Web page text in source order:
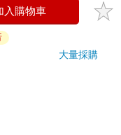
電話要求您前往
上當！